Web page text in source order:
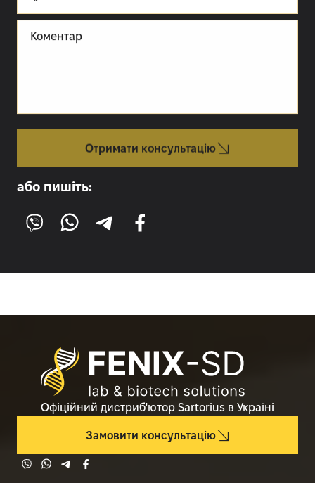
або пишіть:
Офіційний дистриб'ютор Sartorius в Україні
Замовити консультацію